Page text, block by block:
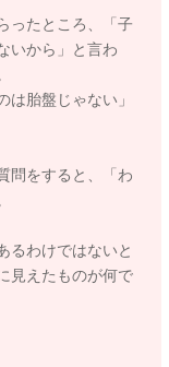
ったところ、「子
いから」と言わ
は胎盤じゃない」
問をすると、「わ
るわけではないと
見えたものが何で